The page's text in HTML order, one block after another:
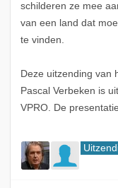
schilderen ze mee
van een land dat
te vinden.
Deze uitzending van
Pascal Verbeken is
VPRO. De